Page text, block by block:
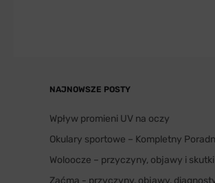
NAJNOWSZE POSTY
Wpływ promieni UV na oczy
Okulary sportowe – Kompletny
Woloocze – przyczyny, objawy i skutki